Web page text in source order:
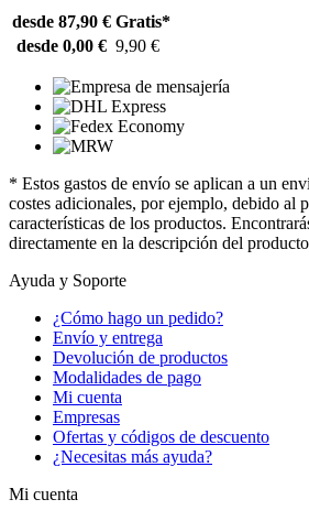
desde 87,90 € Gratis*
desde 0,00 € 9,90 €
* Estos gastos de envío se aplican a un
costes adicionales, por ejemplo, debido al
características de los productos.
directamente en la descripción del
Ayuda y Soporte
¿Cómo hago un pedido?
Envío y entrega
Devolución de productos
Modalidades de pago
Mi cuenta
Empresas
Ofertas y códigos de descuento
¿Necesitas más ayuda?
Mi cuenta